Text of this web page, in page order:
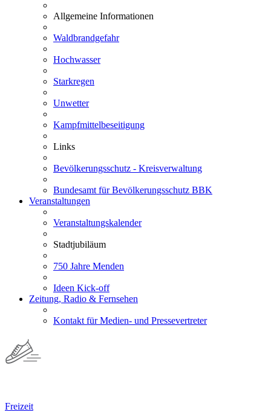
Allgemeine Informationen
Waldbrandgefahr
Hochwasser
Starkregen
Unwetter
Kampfmittelbeseitigung
Links
Bevölkerungsschutz - Kreisverwaltung
Bundesamt für Bevölkerungsschutz BBK
Veranstaltungen
Veranstaltungskalender
Stadtjubiläum
750 Jahre Menden
Ideen Kick-off
Zeitung, Radio & Fernsehen
Kontakt für Medien- und Pressevertreter
Freizeit